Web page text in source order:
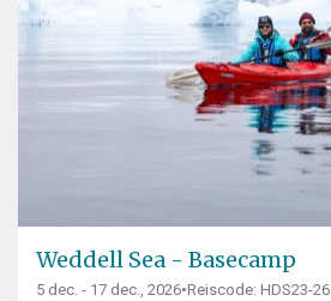
Weddell Sea - Basecamp
5 dec. - 17 dec., 2026•Reiscode: HDS23-26